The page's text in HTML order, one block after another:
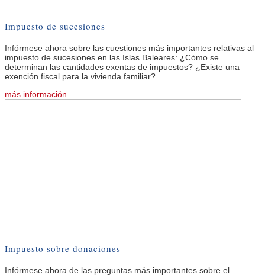
Impuesto de sucesiones
Infórmese ahora sobre las cuestiones más importantes relativas al
impuesto de sucesiones en las Islas Baleares: ¿Cómo se
determinan las cantidades exentas de impuestos? ¿Existe una
exención fiscal para la vivienda familiar?
más información
Impuesto sobre donaciones
Infórmese ahora de las preguntas más importantes sobre el